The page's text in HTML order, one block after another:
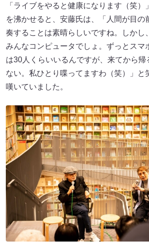
「ライブをやると健康になります（笑
を沸かせると、安藤氏は、「人間が目の
奏することは素晴らしいですね。しかし
みんなコンピュータでしょ。ずっとスマ
は30人くらいいるんですが、来てから帰
ない。私ひとり喋ってますわ（笑）」と
嘆いていました。